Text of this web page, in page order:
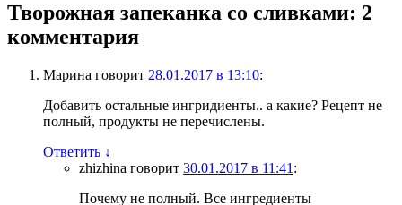
Творожная запеканка со сливками: 2
комментария
Марина говорит 28.01.2017 в 13:10:
Добавить остальные ингридиенты.. а какие? Рецепт не
полный, продукты не перечислены.
Ответить ↓
zhizhina говорит 30.01.2017 в 11:41 :
Почему не полный. Все ингредиенты